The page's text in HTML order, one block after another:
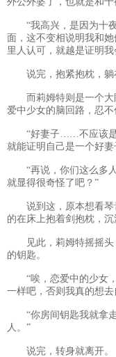
“我高兴，是因为十夜
面，这不变相说明我和
里人认可，就越是证明
说完，抱紧抱枕，躺
而莉姆特则是一个大
爱中少女的脑回路，忍不
“好妻子……不应该是
就能证明自己是一个好妻
“再说，你们这么多人
就显得很奇怪了吧？”
说到这，原本想看琴
的在床上抱着剑抱枕，沉
见此，莉姆特摇摇头
的钥匙。
“唉，恋爱中的少女，
一样吧，否则我真的想去
“你房间钥匙我就拿走
人。”
说完，转身就离开。